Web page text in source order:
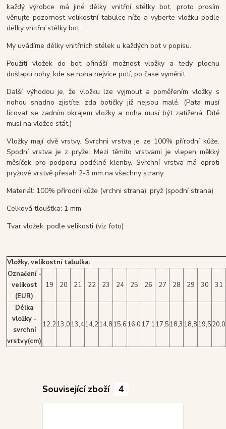
každý výrobce má jiné délky vnitřní stélky bot, proto prosím
věnujte pozornost velikostní tabulce níže a vyberte vložku podle
délky vnitřní stélky bot.
My uvádíme délky vnitřních stélek u každých bot v popisu.
Použití vložek do bot přináší možnost vložky a tedy plochu
došlapu nohy, kde se noha nejvíce potí, po čase vyměnit.
Další výhodou je, že vložku lze vyjmout a poměřením vložky s
nohou snadno zjistíte, zda botičky již nejsou malé. (Pata musí
lícovat se zadním okrajem vložky a noha musí být zatížená. Dítě
musí na vložce stát.)
Vložky mají dvě vrstvy. Svrchni vrstva je ze 100% přírodní kůže.
Spodní vrstva je z pryže. Mezi těmito vrstvami je vlepen měkký
měsíček pro podporu podélné klenby. Svrchní vrstva má oproti
pryžové vrstvě přesah 2-3 mm na všechny strany.
Materiál: 100% přírodní kůže (vrchni strana), pryž (spodní strana)
Celková tloušťka: 1 mm
Tvar vložek: podle velikosti (viz foto)
Vložky, velikostní tabulka:
Označení -
velikost
(EUR)
19 20 21 22 23 24 25 26 27 28 29 30 31
Délka
vložky -
svrchní
vrstvy(cm)
12,213,013,414,214,815,616,017,117,518,3 18,819,520,0
Související zboží 4